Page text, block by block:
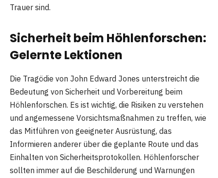
Trauer sind.
Sicherheit beim Höhlenforschen:
Gelernte Lektionen
Die Tragödie von John Edward Jones unterstreicht die
Bedeutung von Sicherheit und Vorbereitung beim
Höhlenforschen. Es ist wichtig, die Risiken zu verstehen
und angemessene Vorsichtsmaßnahmen zu treffen, wie
das Mitführen von geeigneter Ausrüstung, das
Informieren anderer über die geplante Route und das
Einhalten von Sicherheitsprotokollen. Höhlenforscher
sollten immer auf die Beschilderung und Warnungen